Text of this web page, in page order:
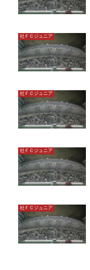
社ＦＣジュニア
社ＦＣジュニア
社ＦＣジュニア
社ＦＣジュニア